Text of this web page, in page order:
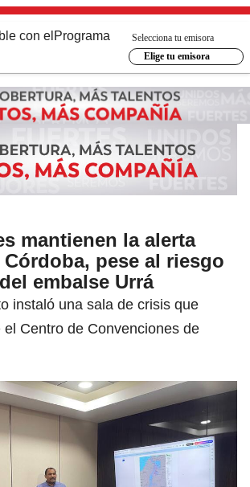
con el Programa
Selecciona tu emisora
Elige tu emisora
mantienen la alerta
pese al riesgo
embalse Urrá
instaló una sala de crisis que
Centro de Convenciones de